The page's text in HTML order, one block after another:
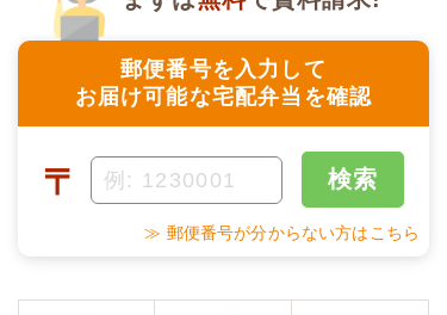
郵便番号を入力して
お届け可能な宅配弁当を確認
〒 検索
≫ 郵便番号が分からない方はこちら